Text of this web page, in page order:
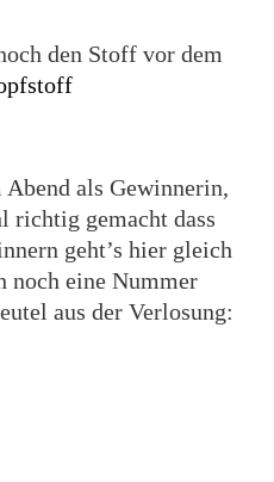
den Stoff vor dem
als Gewinnerin,
richtig gemacht dass
geht’s hier gleich
noch eine Nummer
aus der Verlosung: